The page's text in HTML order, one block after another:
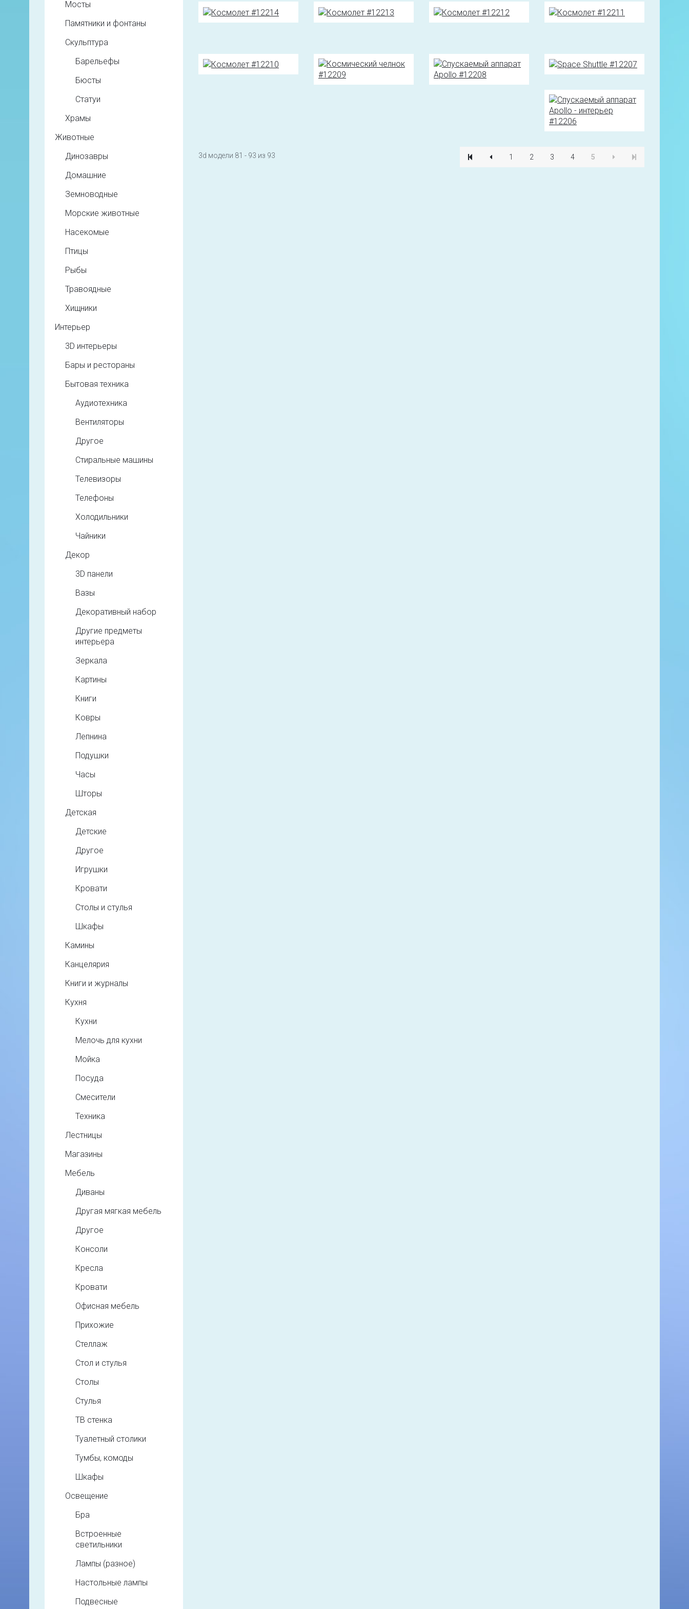
3d модели 81 - 93 из 93 1 2 3 4 5
Мосты
Памятники и фонтаны
Скульптура
Барельефы
Бюсты
Статуи
Храмы
Животные
Динозавры
Домашние
Земноводные
Морские животные
Насекомые
Птицы
Рыбы
Травоядные
Хищники
Интерьер
3D интерьеры
Бары и рестораны
Бытовая техника
Аудиотехника
Вентиляторы
Другое
Стиральные машины
Телевизоры
Телефоны
Холодильники
Чайники
Декор
3D панели
Вазы
Декоративный набор
Другие предметы
интерьера
Зеркала
Картины
Книги
Ковры
Лепнина
Подушки
Часы
Шторы
Детская
Детские
Другое
Игрушки
Кровати
Столы и стулья
Шкафы
Камины
Канцелярия
Книги и журналы
Кухня
Кухни
Мелочь для кухни
Мойка
Посуда
Смесители
Техника
Лестницы
Магазины
Мебель
Диваны
Другая мягкая мебель
Другое
Консоли
Кресла
Кровати
Офисная мебель
Прихожие
Стеллаж
Стол и стулья
Столы
Стулья
ТВ стенка
Туалетный столики
Тумбы, комоды
Шкафы
Освещение
Бра
Встроенные
светильники
Лампы (разное)
Настольные лампы
Подвесные